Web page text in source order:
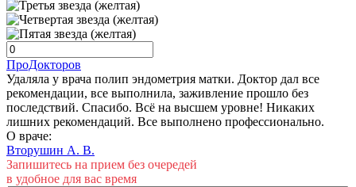
ПроДокторов
Удаляла у врача полип эндометрия матки. Доктор дал все
рекомендации, все выполнила, заживление прошло без
последствий. Спасибо. Всё на высшем уровне! Никаких
лишних рекомендаций. Все выполнено профессионально.
О враче:
Вторушин А. В.
Запишитесь на прием без очередей
в удобное для вас время